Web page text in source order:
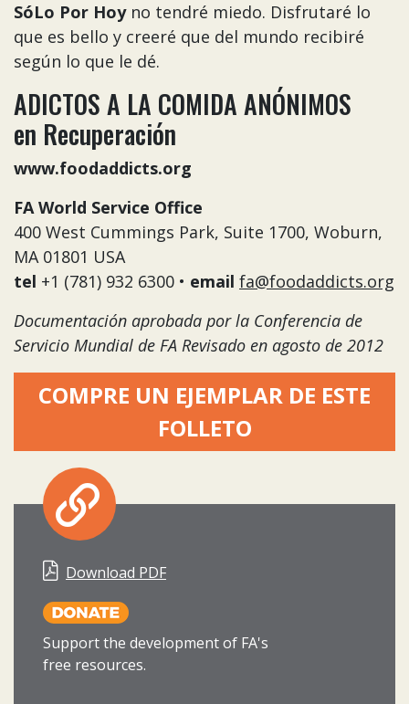
SóLo Por Hoy no tendré miedo. Disfrutaré lo
que es bello y creeré que del mundo recibiré
según lo que le dé.
ADICTOS A LA COMIDA ANÓNIMOS
en Recuperación
www.foodaddicts.org
FA World Service Office
400 West Cummings Park, Suite 1700, Woburn,
MA 01801 USA
tel +1 (781) 932 6300 • email fa@foodaddicts.org
Documentación aprobada por la Conferencia de
Servicio Mundial de FA Revisado en agosto de 2012
COMPRE UN EJEMPLAR DE ESTE
FOLLETO
Download PDF
Support the development of FA's
free resources.